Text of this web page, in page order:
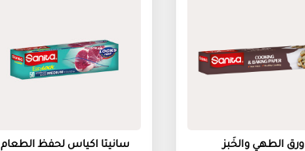
ورق الطهي والخَبز
سانيتا اكياس لحفظ الطعام